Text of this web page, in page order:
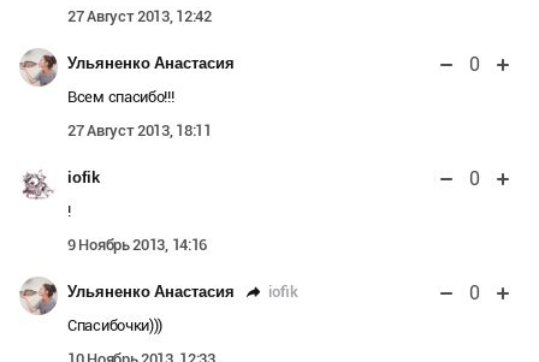
27 Август 2013, 12:42
Ульяненко Анастасия 0
Всем спасибо!!!
27 Август 2013, 18:11
iofik 0
!
9 Ноябрь 2013, 14:16
Ульяненко Анастасия iofik 0
Спасибочки)))